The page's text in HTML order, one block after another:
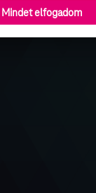
Mindet elfogadom